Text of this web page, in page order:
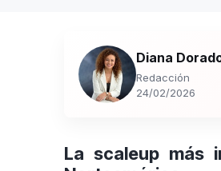
Diana
Redacción
24/02/2026
La scaleup más